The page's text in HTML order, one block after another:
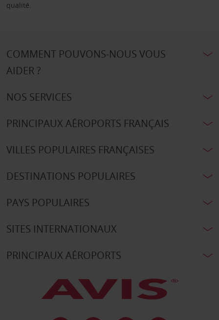
qualité.
COMMENT POUVONS-NOUS VOUS
AIDER ?
NOS SERVICES
PRINCIPAUX AÉROPORTS FRANÇAIS
VILLES POPULAIRES FRANÇAISES
DESTINATIONS POPULAIRES
PAYS POPULAIRES
SITES INTERNATIONAUX
PRINCIPAUX AÉROPORTS